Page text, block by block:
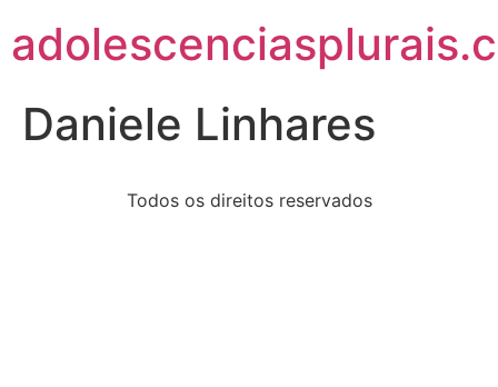
Daniele Linhares
Todos os direitos reservados